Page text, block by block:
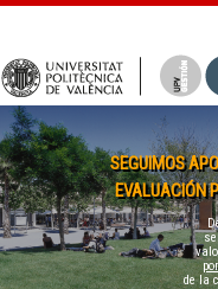
SEGUIMOS
EVALUACIÓN
de la